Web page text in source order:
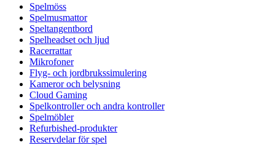
Spelmöss
Spelmusmattor
Speltangentbord
Spelheadset och ljud
Racerrattar
Mikrofoner
Flyg- och jordbrukssimulering
Kameror och belysning
Cloud Gaming
Spelkontroller och andra kontroller
Spelmöbler
Refurbished-produkter
Reservdelar för spel